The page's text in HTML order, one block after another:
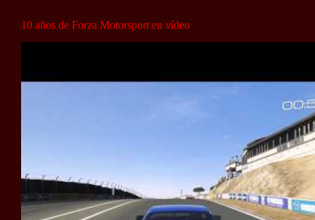
10 años de Forza Motorsport en vídeo